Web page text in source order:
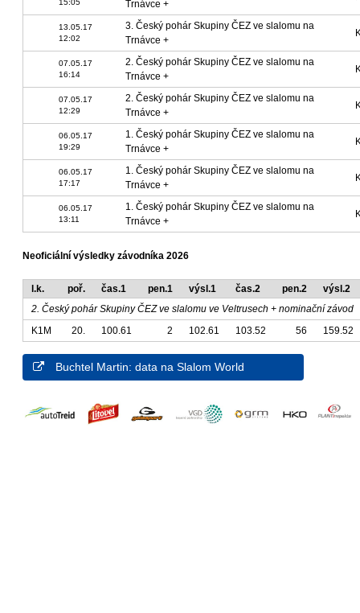
15:05
Trnávce +
13.05.17
12:02
3. Český pohár Skupiny ČEZ ve slalomu na
Trnávce +
07.05.17
16:14
2. Český pohár Skupiny ČEZ ve slalomu na
Trnávce +
07.05.17
12:29
2. Český pohár Skupiny ČEZ ve slalomu na
Trnávce +
06.05.17
19:29
1. Český pohár Skupiny ČEZ ve slalomu na
Trnávce +
06.05.17
17:17
1. Český pohár Skupiny ČEZ ve slalomu na
Trnávce +
06.05.17
13:11
1. Český pohár Skupiny ČEZ ve slalomu na
Trnávce +
Neoficiální výsledky závodníka 2026
l.k. poř. čas.1 pen.1 výsl.1 čas.2 pen.2
výsl.2
2. Český pohár Skupiny ČEZ ve slalomu ve Veltrusech + nominační závod
K1M
20. 100.61 2 102.61 103.52 56 159.52
Buchtel Martin: data na Slalom World